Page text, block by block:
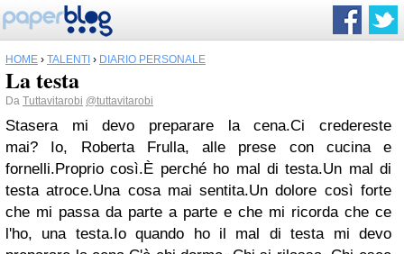
HOME › TALENTI › DIARIO PERSONALE
La testa
Da Tuttavitarobi @tuttavitarobi
Stasera mi devo preparare la cena.Ci credereste
mai? Io, Roberta Frulla, alle prese con cucina e
fornelli.Proprio così.È perché ho mal di testa.Un mal di
testa atroce.Una cosa mai sentita.Un dolore così forte
che mi passa da parte a parte e che mi ricorda che ce
l'ho, una testa.Io quando ho il mal di testa mi devo